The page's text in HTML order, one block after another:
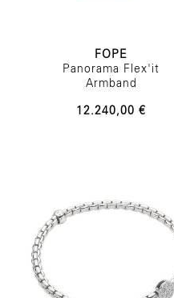
FOPE
Panorama Flex'it
Armband
12.240,00 €